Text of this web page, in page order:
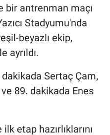
bir antrenman maçı
Stadyumu'nda
beyazlı ekip,
ayrıldı.
Sertaç Çam,
89. dakikada Enes
etap hazırlıklarını